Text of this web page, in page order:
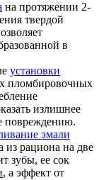
на протяжении 2-
твердой
в
установки
пломбировочных
излишнее
повреждению.
эмали
из рациона на две
зубы, ее сок
, а эффект от